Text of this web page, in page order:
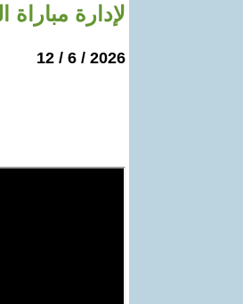
لإدارة مباراة
2026 / 6 / 12